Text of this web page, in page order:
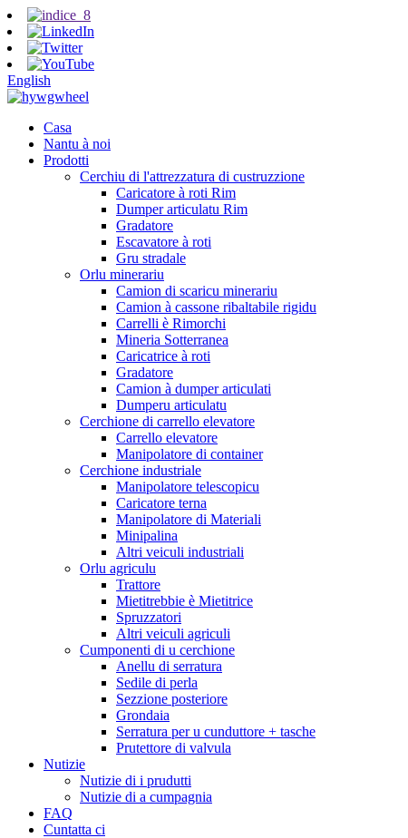
English
Casa
Nantu à noi
Prodotti
Cerchiu di l'attrezzatura di custruzzione
Caricatore à roti Rim
Dumper articulatu Rim
Gradatore
Escavatore à roti
Gru stradale
Orlu minerariu
Camion di scaricu minerariu
Camion à cassone ribaltabile rigidu
Carrelli è Rimorchi
Mineria Sotterranea
Caricatrice à roti
Gradatore
Camion à dumper articulati
Dumperu articulatu
Cerchione di carrello elevatore
Carrello elevatore
Manipolatore di container
Cerchione industriale
Manipolatore telescopicu
Caricatore terna
Manipolatore di Materiali
Minipalina
Altri veiculi industriali
Orlu agriculu
Trattore
Mietitrebbie è Mietitrice
Spruzzatori
Altri veiculi agriculi
Cumponenti di u cerchione
Anellu di serratura
Sedile di perla
Sezzione posteriore
Grondaia
Serratura per u cunduttore + tasche
Prutettore di valvula
Nutizie
Nutizie di i prudutti
Nutizie di a cumpagnia
FAQ
Cuntatta ci